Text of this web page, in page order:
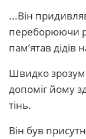
...Він
переборюючи
пам’ятав дідів
Швидко
допоміг йому
тінь.
Він був